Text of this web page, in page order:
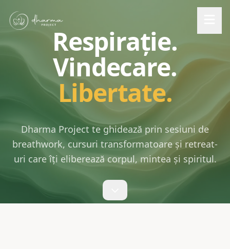
Respirație.
Vindecare.
Libertate.
Dharma Project te ghidează prin sesiuni de
breathwork, cursuri transformatoare și retreat-
uri care îți eliberează corpul, mintea și spiritul.